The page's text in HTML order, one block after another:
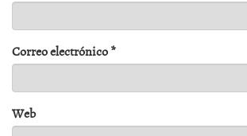
Correo electrónico*
Web